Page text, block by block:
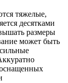
тяжелые,
десятками
размеры
может быть